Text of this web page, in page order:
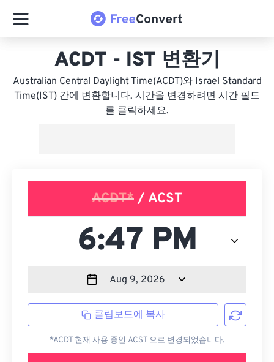
ACDT - IST 변환기
Australian Central Daylight Time(ACDT)와 Israel Standard
Time(IST) 간에 변환합니다. 시간을 변경하려면 시간 필드
를 클릭하세요.
ACDT* / ACST
클립보드에 복사
*ACDT 현재 사용 중인 ACST 으로 변경되었습니다.